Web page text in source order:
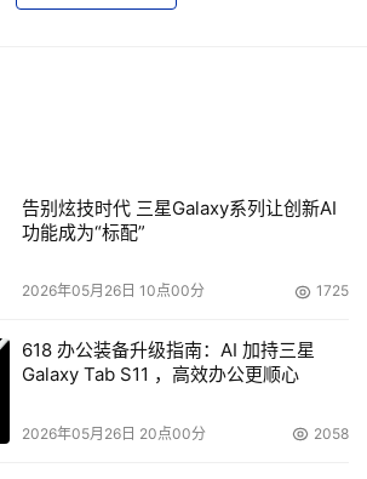
境中，一个统一存储系统意味着可能满
满足运营需求。一个虚拟机可以通过文
NFS的数据存储上，而统一存储的块存
理磁盘连接到虚拟机上以满足应用的需
使用类型，例如对非结构化数据的文件
一些块存储（例如一个Exchange数据
告别炫技时代 三星Galaxy系列让创新AI
功能成为“标配”
2026年05月26日 10点00分 1725
618 办公装备升级指南：AI 加持三星
Galaxy Tab S11 ，高效办公更顺心
2026年05月26日 20点00分 2058